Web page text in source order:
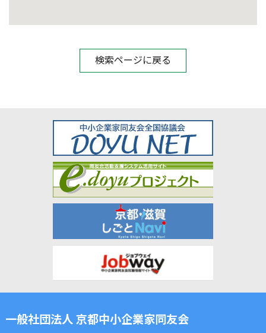
検索ページに戻る
一般社団法人 京都中小企業家同友会